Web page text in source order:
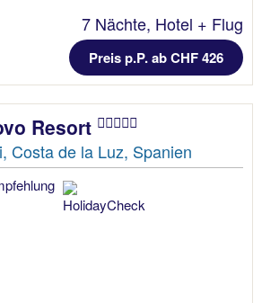
7 Nächte, Hotel + Flug
Preis p.P. ab CHF 426
Resort
Costa de la Luz, Spanien